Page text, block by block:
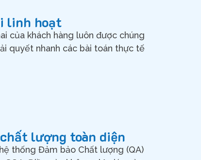
linh hoạt
của khách hàng luôn được chúng
quyết nhanh các bài toán thực tế
lượng toàn diện
thống Đảm bảo Chất lượng (QA)